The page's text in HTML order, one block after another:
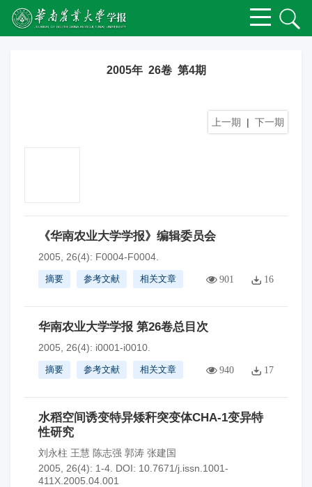
2005年 26卷 第4期
上一期 | 下一期
《华南农业大学学报》编辑委员会
2005, 26(4): F0004-F0004.
摘要 参考文献 相关文章 901 16
华南农业大学学报 第26卷总目次
2005, 26(4): i0001-i0010.
摘要 参考文献 相关文章 940 17
水稻空间诱变特异矮秆突变体CHA-1变异特
性研究
刘永柱 王慧 陈志强 郭涛 张建国
2005, 26(4): 1-4. DOI: 10.7671/j.issn.1001-
411X.2005.04.001